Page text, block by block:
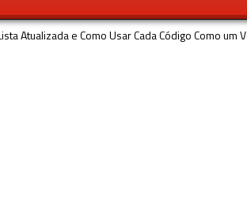
Atualizada e Como Usar Cada Código Como um